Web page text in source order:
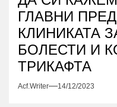
ГЛАВНИ
КЛИНИКАТА
БОЛЕСТИ И
ТРИКАФТА
Acf.writer 14/12/2023